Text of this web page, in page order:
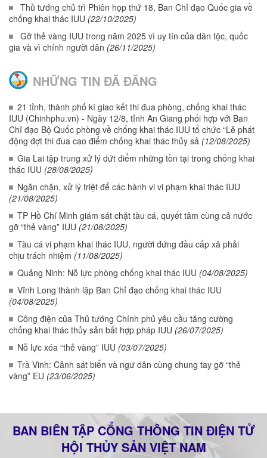
Thủ tướng chủ trì Phiên họp thứ 18, Ban Chỉ đạo Quốc gia về
chống khai thác IUU (22/10/2025)
Gỡ thẻ vàng IUU trong năm 2025 vì uy tín của dân tộc, quốc
gia và vì chính người dân (26/11/2025)
NHỮNG TIN ĐÃ ĐĂNG
21 tỉnh, thành phố kí giao kết thi đua phòng, chống khai thác
IUU (Chinhphu.vn) - Ngày 12/8, tỉnh An Giang phối hợp với Ban
Chỉ đạo Bộ Quốc phòng về chống khai thác IUU tổ chức “Lễ phát
động đợt thi đua cao điểm chống khai thác thủy sả (12/08/2025)
Gia Lai tập trung xử lý dứt điểm những tồn tại trong chống khai
thác IUU (28/08/2025)
Ngăn chặn, xử lý triệt để các hành vi vi phạm khai thác IUU
(21/08/2025)
TP Hồ Chí Minh giám sát chặt tàu cá, quyết tâm cùng cả nước
gỡ “thẻ vàng” IUU (21/08/2025)
Tàu cá vi phạm khai thác IUU, người đứng đầu cấp xã phải
chịu trách nhiệm (11/08/2025)
Quảng Ninh: Nỗ lực phòng chống khai thác IUU (04/08/2025)
Vĩnh Long thành lập Ban Chỉ đạo chống khai thác IUU
(04/08/2025)
Công điện của Thủ tướng Chính phủ yêu cầu tăng cường
chống khai thác thủy sản bất hợp pháp IUU (26/07/2025)
Nỗ lực xóa “thẻ vàng” IUU (03/07/2025)
Trà Vinh: Cảnh sát biển và ngư dân cùng chung tay gỡ “thẻ
vàng” EU (23/06/2025)
BAN BIÊN TẬP CỔNG THÔNG TIN ĐIỆN TỬ
HỘI THỦY SẢN VIỆT NAM